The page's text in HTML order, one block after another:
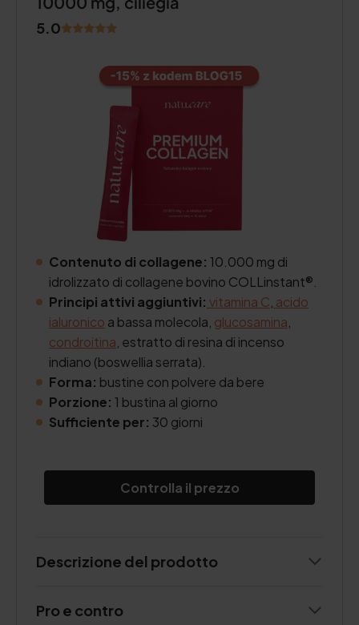
5.0
Contenuto di collagene: 10.000 mg di
idrolizzato di collagene bovino COLLinstant®.
Principi attivi aggiuntivi: vitamina C acido
ialuronico a bassa molecola, glucosamina
condroitina , estratto di resina di incenso
indiano (boswellia serrata).
Forma: bustine con polvere da bere
Porzione: 1 bustina al giorno
Sufficiente per: 30 giorni
Controlla il prezzo
Descrizione del prodotto
Pro e contro